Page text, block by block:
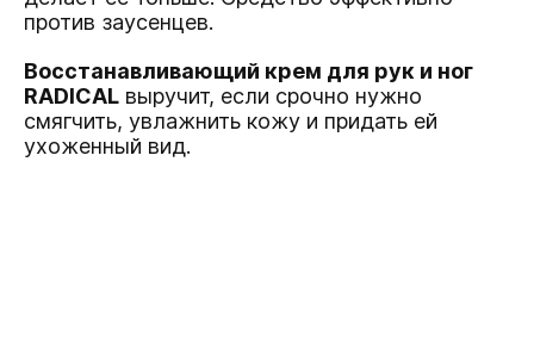
против заусенцев.
Восстанавливающий крем для рук и ног
RADICAL выручит, если срочно нужно
смягчить, увлажнить кожу и придать ей
ухоженный вид.